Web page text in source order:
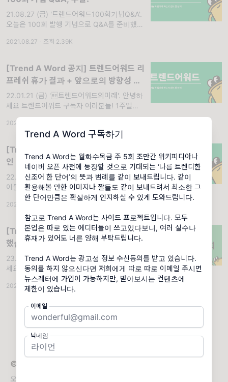
Trend A Word 구독하기
Trend A Word는 월화수목금 주 5회 조만간 위키피디아나
네이버 오픈 사전에 등장할 것으로 기대되는 ‘나름 트렌디한
신조어 한 단어’의 뜻과 범례를 같이 보내드립니다. 같이
활용해볼 만한 이미지나 짤들도 같이 보내드려서 최소한 그
한 단어만큼은 확실하게 인지하실 수 있게 도와드립니다.
참고로 Trend A Word는 사이드 프로젝트입니다. 모두
본업은 따로 있는 에디터들이 쓰고있다보니, 여러 실수나
휴재가 있어도 너른 양해 부탁드립니다.
Trend A Word는 광고성 정보 수신동의를 받고 있습니다.
동의를 하지 않으신다면 저희에게 따로 따로 이메일 주시면
뉴스레터에 가입이 가능하지만, 받아보시는 컨텐츠에
제한이 있습니다.
이메일
닉네임
21.08.27 (금) '트렌드어워드100회기념Q&A'.
오늘은 100회 발행 기념으로 Q&A를 준비했
는거니, 트렌드어워드의 얘기도 조금 더 알고있
2021.08.27 조회 2.39K
[Trend A Word 공지] 트렌드어워드 리
프레쉬 휴가 결과 + 앞으로의 방향성 공
지
22.01.21 (금) '트렌드어워드의미래'. 안녕하
세요 트렌드어워드 구독자 여러분들! 1주일이
라는 시간이 빠르게 가네요. 다들 잘 지내고 계
셨나요? 저는 1주일 동안 여러분들 생각에 밤
에 잠을 못 자며.... 1주일 동안 리
2022.01.21
[Trend A Word 하루 휴재] 오늘은 개
인 사정으로 하루 휴재입니다!
22.10.06 (목) '하루 휴재'. 안녕하세요 트집쟁
이들, 에디터 김테드입니다. 와 이번 주 진짜 너
무 빡세네요! 너무나도 죄송하지만... 오늘은 하
루 휴재를 쓰겠습니다. 현생으로 지쳐서요... ㅠ
_ㅠ 오랜만에 휴재
2022.10.06
[Trend A Word 특별편] 2년 동안 감사
했습니다.
23.03.21 (화) '천하제일밈짤경진대회'. 안녕하
세요 트렌드어워드 구독자, 트집쟁이 여러분!
오늘은 저번 주에 예고한 것처럼, 2주년 특별편
입니다! 2년 동안 감사했고 앞으로 3년 4년 더
2023.03.21 조회 5.41K
© 2026 Trend A Word
오늘 꼭 알아야 하는 트렌드 한 단어!